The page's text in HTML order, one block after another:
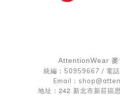
AttentionWear 麥
統編：50959667 / 電
Email：
地址： 242 新北市新莊區